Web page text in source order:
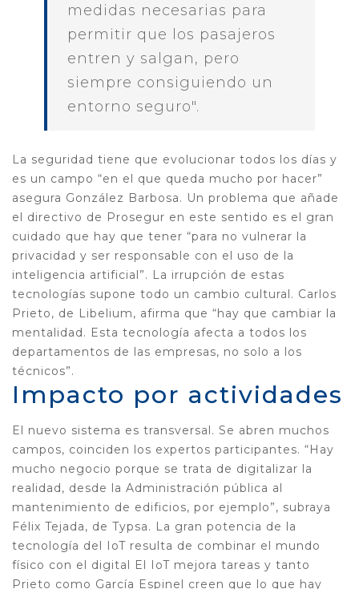
medidas necesarias para
permitir que los pasajeros
entren y salgan, pero
siempre consiguiendo un
entorno seguro".
La seguridad tiene que evolucionar todos los días y
es un campo “en el que queda mucho por hacer”
asegura González Barbosa. Un problema que añade
el directivo de Prosegur en este sentido es el gran
cuidado que hay que tener “para no vulnerar la
privacidad y ser responsable con el uso de la
inteligencia artificial”. La irrupción de estas
tecnologías supone todo un cambio cultural. Carlos
Prieto, de Libelium, afirma que “hay que cambiar la
mentalidad. Esta tecnología afecta a todos los
departamentos de las empresas, no solo a los
técnicos”.
Impacto por actividades
El nuevo sistema es transversal. Se abren muchos
campos, coinciden los expertos participantes. “Hay
mucho negocio porque se trata de digitalizar la
realidad, desde la Administración pública al
mantenimiento de edificios, por ejemplo”, subraya
Félix Tejada, de Typsa. La gran potencia de la
tecnología del IoT resulta de combinar el mundo
físico con el digital El IoT mejora tareas y tanto
Prieto como García Espinel creen que lo que hay